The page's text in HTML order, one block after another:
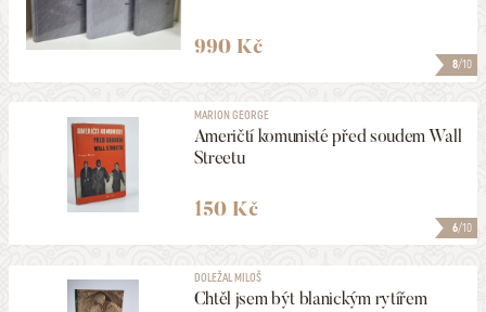
8/10
990 Kč
6/10
MARION GEORGE
Američtí komunisté před soudem Wall
Streetu
150 Kč
DOLEŽAL MILOŠ
Chtěl jsem být blanickým rytířem